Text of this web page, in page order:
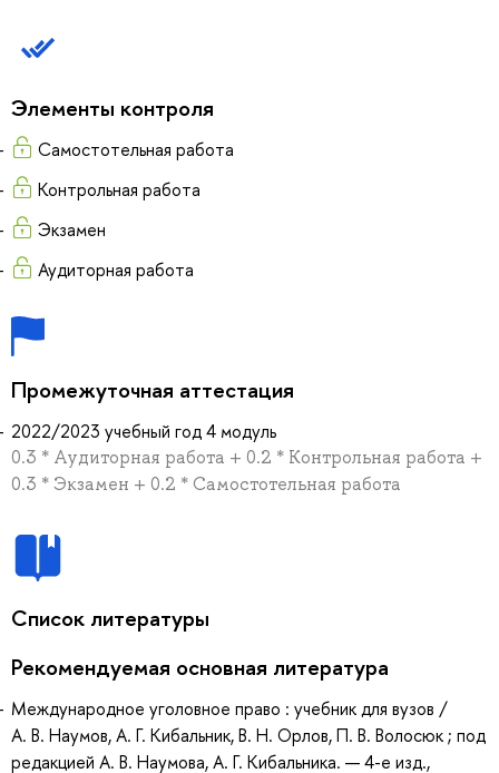
Элементы контроля
Самостотельная работа
Контрольная работа
Экзамен
Аудиторная работа
Промежуточная аттестация
2022/2023 учебный год 4 модуль
0.3 * Аудиторная работа + 0.2 * Контрольная работа +
0.3 * Экзамен + 0.2 * Самостотельная работа
Список литературы
Рекомендуемая основная литература
Международное уголовное право : учебник для вузов /
А. В. Наумов, А. Г. Кибальник, В. Н. Орлов, П. В. Волосюк ; под
редакцией А. В. Наумова, А. Г. Кибальника. — 4-е изд.,